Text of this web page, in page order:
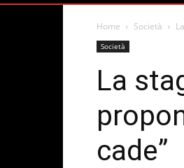
Home Società
Società
La
cade”